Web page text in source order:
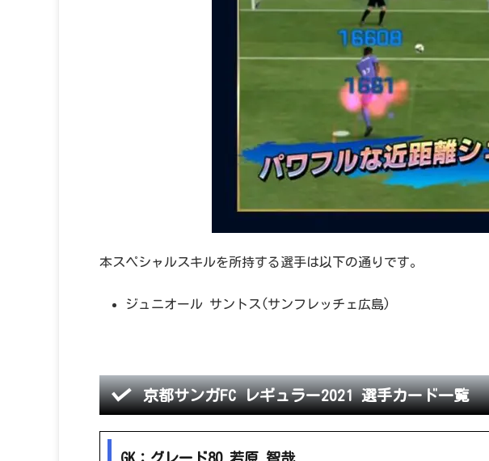
本スペシャルスキルを所持する選手は以下の通りです。
ジュニオール サントス(サンフレッチェ広島)
京都サンガFC レギュラー2021 選手カード一覧